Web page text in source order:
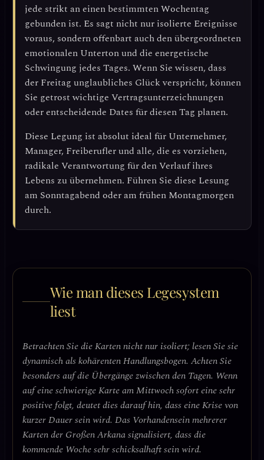
jede strikt an einen bestimmten Wochentag
gebunden ist. Es sagt nicht nur isolierte Ereignisse
voraus, sondern offenbart auch den übergeordneten
emotionalen Unterton und die energetische
Schwingung jedes Tages. Wenn Sie wissen, dass
der Freitag unglaubliches Glück verspricht, können
Sie getrost wichtige Vertragsunterzeichnungen
oder entscheidende Dates für diesen Tag planen.
Diese Legung ist absolut ideal für Unternehmer,
Manager, Freiberufler und alle, die es vorziehen,
radikale Verantwortung für den Verlauf ihres
Lebens zu übernehmen. Führen Sie diese Lesung
am Sonntagabend oder am frühen Montagmorgen
durch.
Wie man dieses Legesystem
liest
Betrachten Sie die Karten nicht nur isoliert; lesen Sie sie
dynamisch als kohärenten Handlungsbogen. Achten Sie
besonders auf die Übergänge zwischen den Tagen. Wenn
auf eine schwierige Karte am Mittwoch sofort eine sehr
positive folgt, deutet dies darauf hin, dass eine Krise von
kurzer Dauer sein wird. Das Vorhandensein mehrerer
Karten der Großen Arkana signalisiert, dass die
kommende Woche sehr schicksalhaft sein wird.